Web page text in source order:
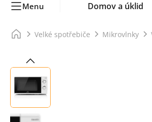
Menu Domov a úklid
Velké spotřebiče Mikrovlnky